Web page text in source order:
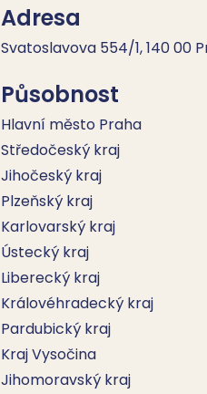
Adresa
Svatoslavova 554/1, 140 00
Působnost
Hlavní město Praha
Středočeský kraj
Jihočeský kraj
Plzeňský kraj
Karlovarský kraj
Ústecký kraj
Liberecký kraj
Královéhradecký kraj
Pardubický kraj
Kraj Vysočina
Jihomoravský kraj